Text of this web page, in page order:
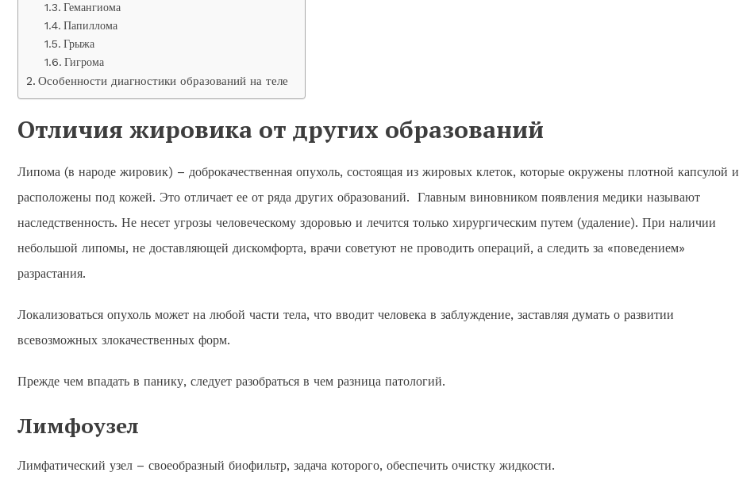
Гемангиома
Папиллома
Грыжа
Гигрома
Особенности диагностики образований на теле
Отличия жировика от других образований
Липома (в народе жировик) – доброкачественная опухоль, состоящая из жировых клеток, которые окружены плотной капсулой и
расположены под кожей. Это отличает ее от ряда других образований. Главным виновником появления медики называют
наследственность. Не несет угрозы человеческому здоровью и лечится только хирургическим путем (удаление). При наличии
небольшой липомы, не доставляющей дискомфорта, врачи советуют не проводить операций, а следить за «поведением»
разрастания.
Локализоваться опухоль может на любой части тела, что вводит человека в заблуждение, заставляя думать о развитии
всевозможных злокачественных форм.
Прежде чем впадать в панику, следует разобраться в чем разница патологий.
Лимфоузел
Лимфатический узел – своеобразный биофильтр, задача которого, обеспечить очистку жидкости.